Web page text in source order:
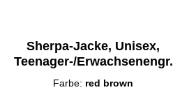
Sherpa-Jacke, Unisex,
Teenager-/Erwachsenengr.
Farbe: red brown